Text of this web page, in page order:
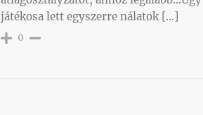
játékosa lett egyszerre nálatok […]
0